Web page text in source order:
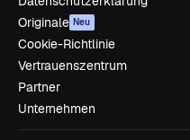
Originale Neu
Cookie-Richtlinie
Vertrauenszentrum
Partner
Unternehmen